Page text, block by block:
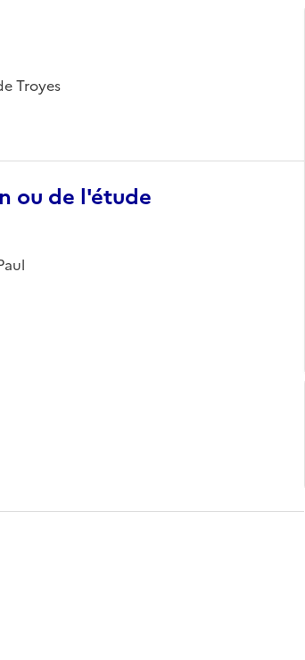
Troyes
ou de l'étude